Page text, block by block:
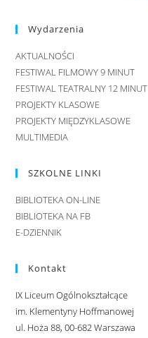
Wydarzenia
AKTUALNOŚCI
FESTIWAL FILMOWY 9 MINUT
FESTIWAL TEATRALNY 12 MINUT
PROJEKTY KLASOWE
PROJEKTY MIĘDZYKLASOWE
MULTIMEDIA
SZKOLNE LINKI
BIBLIOTEKA ON-LINE
BIBLIOTEKA NA FB
E-DZIENNIK
Kontakt
IX Liceum Ogólnokształcące
im. Klementyny Hoffmanowej
ul. Hoża 88, 00-682 Warszawa